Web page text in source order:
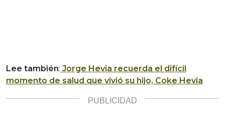
Lee también: Jorge Hevia recuerda el difícil
momento de salud que vivió su hijo, Coke Hevia